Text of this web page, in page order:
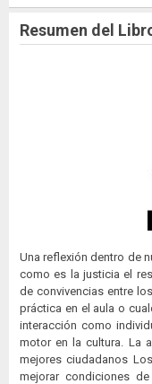
Resumen del
Una reflexión dentro de
como es la justicia el
de convivencias entre
práctica en el aula o
interacción como
motor en la cultura. La
mejores ciudadanos
mejorar condiciones